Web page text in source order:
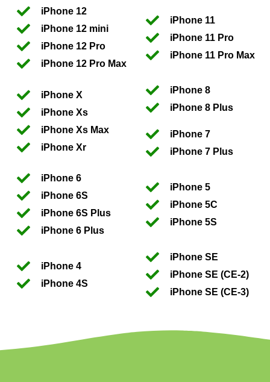
iPhone 12
iPhone 12 mini
iPhone 12 Pro
iPhone 12 Pro Max
iPhone 11
iPhone 11 Pro
iPhone 11 Pro Max
iPhone X
iPhone Xs
iPhone Xs Max
iPhone Xr
iPhone 8
iPhone 8 Plus
iPhone 7
iPhone 7 Plus
iPhone 6
iPhone 6S
iPhone 6S Plus
iPhone 6 Plus
iPhone 5
iPhone 5C
iPhone 5S
iPhone 4
iPhone 4S
iPhone SE
iPhone SE (CE-2)
iPhone SE (CE-3)